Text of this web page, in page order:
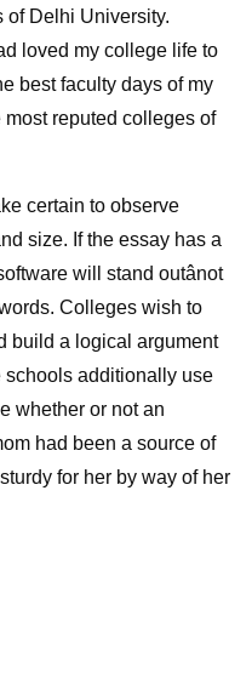
of Delhi University.
loved my college life to
best faculty days of my
most reputed colleges of
certain to observe
size. If the essay has a
will stand outânot
words. Colleges wish to
build a logical argument
schools additionally use
whether or not an
had been a source of
for her by way of her